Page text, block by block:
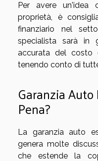
Per avere
proprietà, è
finanziario nel
specialista sarà in
accurata del costo
tenendo conto di
Garanzia Auto
Pena?
La garanzia auto
genera molte
che estende la